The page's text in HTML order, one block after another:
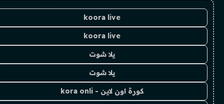
koora live
koora live
يلا شوت
يلا شوت
كورة اون لاين - kora onli